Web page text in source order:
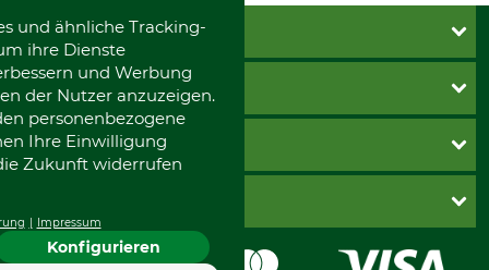
KUNDENSERVICE
Katalogbestellung
Fragen & Antworten
Kontakt
Newsletteranmeldung
INFORMATIONEN
AGB
Impressum
Bestellung widerrufen
Widerrufsrecht
ZAHLUNGSARTEN
Kreditkarte
Rechnung
Karriere
und ähnliche Tracking-
ihre Dienste
und Werbung
der Nutzer anzuzeigen.
personenbezogene
Ihre Einwilligung
Zukunft widerrufen
Impressum
Konfigurieren